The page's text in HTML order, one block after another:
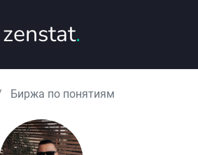
zenstat.
Биржа по понятиям